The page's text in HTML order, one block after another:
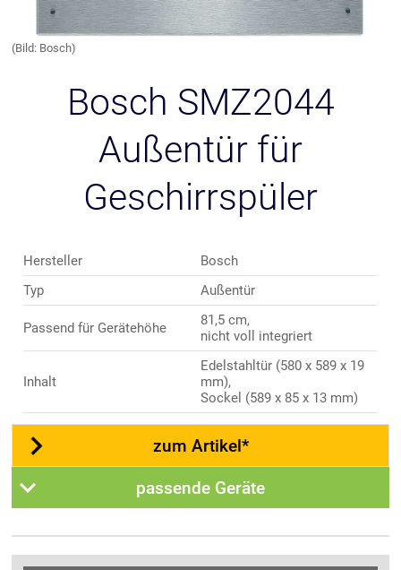
(Bild: Bosch)
Bosch SMZ2044
Außentür für
Geschirrspüler
Hersteller
Bosch
Typ
Außentür
Passend für Gerätehöhe
81,5 cm,
nicht voll integriert
Inhalt
Edelstahltür (580 x 589 x 19
mm),
Sockel (589 x 85 x 13 mm)
zum Artikel*
passende Geräte